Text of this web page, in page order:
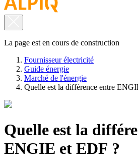
La page est en cours de construction
Fournisseur électricité
Guide énergie
Marché de l'énergie
Quelle est la différence entre
Quelle est la
ENGIE et EDF ?